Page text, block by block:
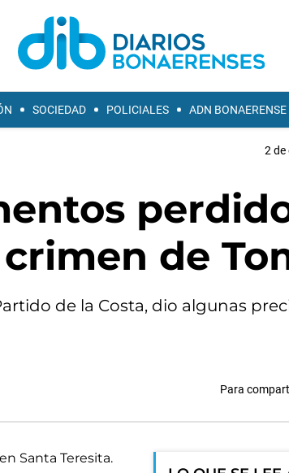
SOCIEDAD POLICIALES ADN BONAERENSE
2 de
de
de la Costa, dio algunas
Para